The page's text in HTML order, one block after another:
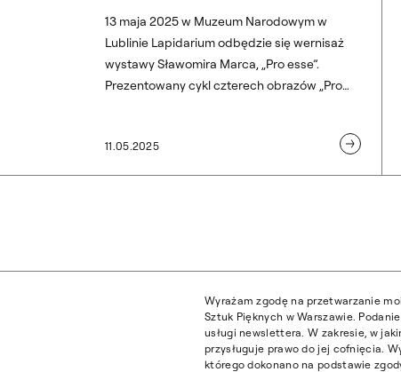
13 maja 2025 w Muzeum Narodowym w
Lublinie Lapidarium odbędzie się wernisaż
wystawy Sławomira Marca, „Pro esse”.
Prezentowany cykl czterech obrazów „Pro
następstw możliwością odrodzenia. Kurator:
11.05.2025
Wyrażam zgodę na przetwarzanie
Sztuk Pięknych w Warszawie.
usługi newslettera. W zakresie, w
przysługuje prawo do jej cofnięcia.
którego dokonano na podstawie